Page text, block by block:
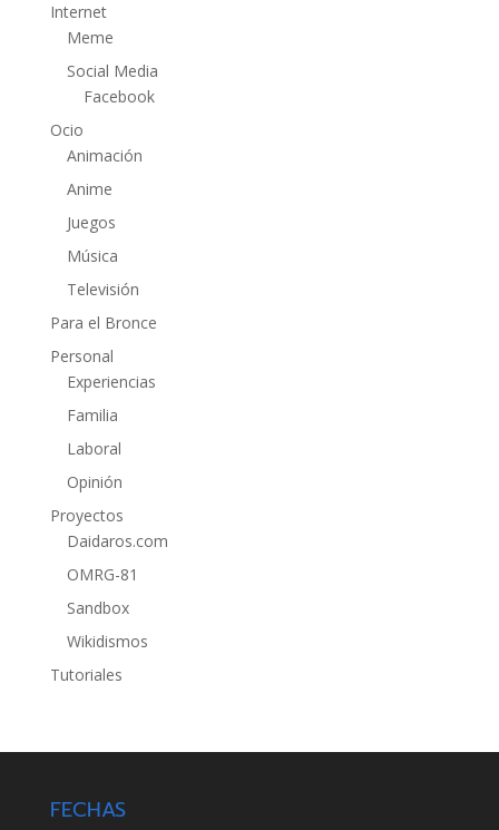
Internet
Meme
Social Media
Facebook
Ocio
Animación
Anime
Juegos
Música
Televisión
Para el Bronce
Personal
Experiencias
Familia
Laboral
Opinión
Proyectos
Daidaros.com
OMRG-81
Sandbox
Wikidismos
Tutoriales
FECHAS